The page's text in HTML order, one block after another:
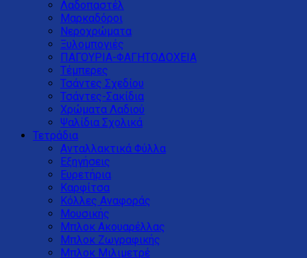
Λαδοπαστέλ
Μαρκαδόροι
Νεροχρώματα
Ξυλομπογιές
ΠΑΓΟΥΡΙΑ-ΦΑΓΗΤΟΔΟΧΕΙΑ
Τέμπερες
Τσάντες Σχεδίου
Τσάντες-Σακίδια
Χρώματα Λαδιού
Ψαλίδια Σχολικά
Τετράδια
Ανταλλακτικά Φύλλα
Εξηγήσεις
Ευρετήρια
Καρφίτσα
Κόλλες Αναφοράς
Μουσικής
Μπλοκ Ακουαρέλλας
Μπλοκ Ζωγραφικής
Μπλοκ Μιλιμετρέ